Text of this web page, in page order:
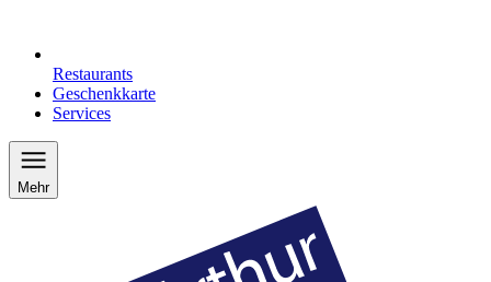
Restaurants
Geschenkkarte
Services
Mehr